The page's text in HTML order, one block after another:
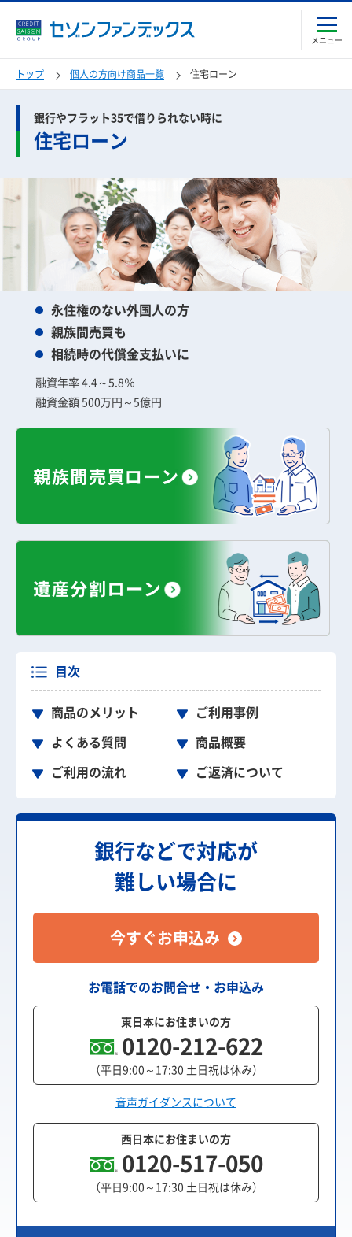
メニュー
トップ 個人の方向け商品一覧 住宅ローン
銀行やフラット35で借りられない時に
住宅ローン
永住権のない外国人の方
親族間売買も
相続時の代償金支払いに
融資年率 4.4～5.8％
融資金額 500万円～5億円
目次
商品のメリット
ご利用事例
よくある質問
商品概要
ご利用の流れ
ご返済について
銀行などで対応が
難しい場合に
今すぐお申込み
お電話でのお問合せ・お申込み
東日本にお住まいの方
0120-212-622
（平日9:00～17:30 土日祝は休み）
音声ガイダンスについて
西日本にお住まいの方
0120-517-050
（平日9:00～17:30 土日祝は休み）